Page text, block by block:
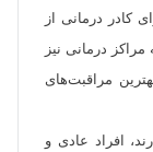
کادر درمانی از
درمانی نیز
مراقبت‌های
افراد عادی و